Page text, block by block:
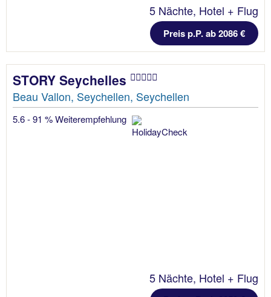
5 Nächte, Hotel + Flug
Preis p.P. ab 2086 €
STORY Seychelles
Beau Vallon, Seychellen, Seychellen
5.6 - 91 % Weiterempfehlung
5 Nächte, Hotel + Flug